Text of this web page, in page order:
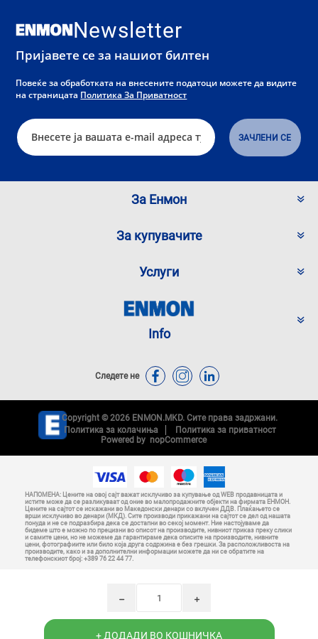
i
h
Newsletter
Пријавете се за нашиот билтен
Повеќе за обработката на внесените податоци можете да видите
на страницата Политика За Приватност
За Енмон
За купувачите
Услуги
Info
Следете не
Copyright © 2026 ENMON.MKD. Сите права задржани.
Политика за колачиња
Политика за приватност
Powered by nopCommerce
НАПОМЕНА: Цените на овој сајт важат исклучиво за купување од WEB продавницата и
истите може да се разликуваат од оние во малопродажните објекти на фирмата ЕНМОН.
Цените на сајтот се искажани во Македонски денари со вклучен ДДВ. Плаќањето се
врши исклучиво во денари (МКД). Сите производи прикажани на сајтот се дел од нашата
понуда и не се подразбира дека се достапни во секој момент. Ние настојуваме да
бидеме што е можно по прецизни во описот на производите, нивниот приказ преку слики
и самите цени, но не можеме да гарантираме дека описите на производите, нивните
цени, фотографиите или било која друга содржина е без грешки. За расположливоста на
производите, како и за дополнителни информации можете да ни се обратите на
телефонскиот број: +389 76 22 44 77.